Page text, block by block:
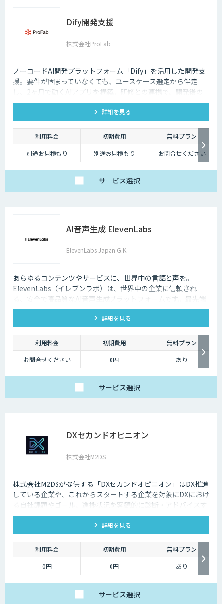
Dify開発支援
株式会社ProFab
ノーコードAI開発プラットフォーム「Dify」を活用した開発支
援。要件が固まっていなくても、ユースケース選定から伴走
し、2ヶ月で動くAIアプリを構築。研修との連携で、開発後の
内製化・自走までサポートします。
詳細を見る
利用料金 初期費用
無料プラン
別途お見積もり
別途お見積もり お問合せください
サービス選択
AI音声生成 ElevenLabs
ElevenLabs Japan G.K.
あらゆるコンテンツやサービスに、世界中の言語と声を。
ElevenLabs（イレブンラボ）は、世界中の企業に信頼され
る、安全で高品質なAI音声生成プラットフォームです。最先端
の技術で自然な音声を生成し、多言語対応やボイスクローニン
グ機能も、悪用を防ぐ倫理的ガードレールの中で提供します。
詳細を見る
利用料金 初期費用
無料プラン
お問合せください
0円 あり
サービス選択
DXセカンドオピニオン
株式会社M2DS
株式会社M2DSが提供する「DXセカンドオピニオン」はDX推進
している企業や、これからスタートする企業を対象にDXにおけ
る自社課題やゴール、進捗状況を客観的に診断・アドバイスす
るサービスです
詳細を見る
利用料金 初期費用
無料プラン
0円
0円 あり
サービス選択